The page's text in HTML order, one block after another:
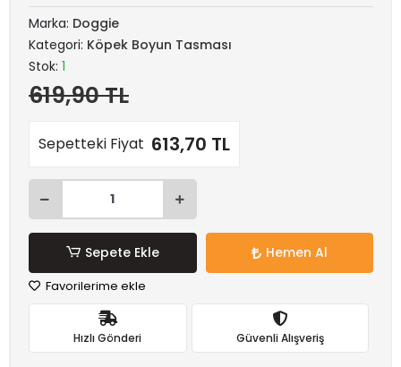
Marka: Doggie
Kategori: Köpek Boyun Tasması
Stok: 1
619,90 TL
Sepetteki Fiyat 613,70 TL
Sepete Ekle Hemen Al
Favorilerime ekle
Hızlı Gönderi Güvenli Alışveriş